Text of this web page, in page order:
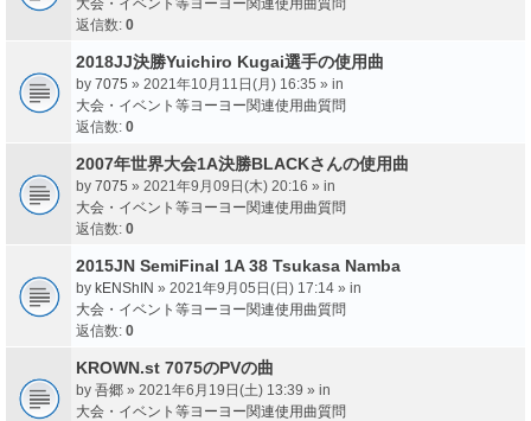
返信数: 0
2018JJ決勝Yuichiro Kugai選手の使用曲
by 7075 » 2021年10月11日(月) 16:35 » in
大会・イベント等ヨーヨー関連使用曲質問
返信数: 0
2007年世界大会1A決勝BLACKさんの使用曲
by 7075 » 2021年9月09日(木) 20:16 » in
大会・イベント等ヨーヨー関連使用曲質問
返信数: 0
2015JN SemiFinal 1A 38 Tsukasa Namba
by kENShIN » 2021年9月05日(日) 17:14 » in
大会・イベント等ヨーヨー関連使用曲質問
返信数: 0
KROWN.st 7075のPVの曲
by 吾郷 » 2021年6月19日(土) 13:39 » in
大会・イベント等ヨーヨー関連使用曲質問